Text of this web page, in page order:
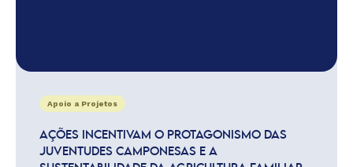
Apoio a Projetos
AÇÕES INCENTIVAM O PROTAGONISMO DAS
JUVENTUDES CAMPONESAS E A